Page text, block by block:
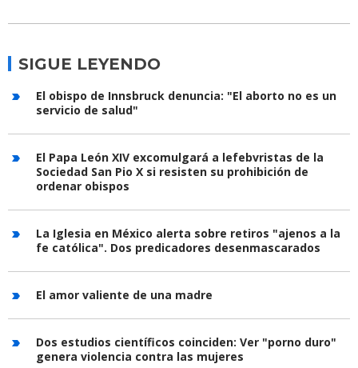
SIGUE LEYENDO
El obispo de Innsbruck denuncia: "El aborto no es un
servicio de salud"
El Papa León XIV excomulgará a lefebvristas de la
Sociedad San Pio X si resisten su prohibición de
ordenar obispos
La Iglesia en México alerta sobre retiros "ajenos a la
fe católica". Dos predicadores desenmascarados
El amor valiente de una madre
Dos estudios científicos coinciden: Ver "porno duro"
genera violencia contra las mujeres